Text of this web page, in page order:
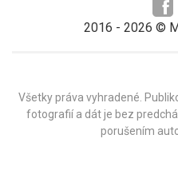
2016 - 2026 ©
Všetky práva vyhradené.
fotografií a dát je bez
porušením